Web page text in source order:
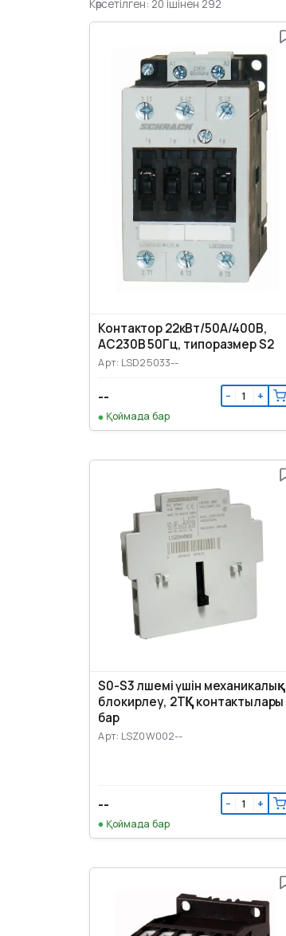
Көрсетілген: 20 ішінен 292
Контактор 22кВт/50А/400В,
АС230В 50Гц, типоразмер S2
Арт: LSD25033--
-- − +
Қоймада бар
S0-S3 өлшемі үшін механикалық
блокирлеу, 2ТҚ контактылары
бар
Арт: LSZ0W002--
-- − +
Қоймада бар